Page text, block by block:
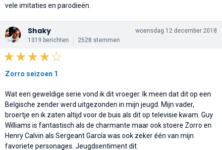
vele imitaties en parodieën.
Shaky
1319 berichten 2528 stemmen
woensdag 12 december 2018
Zorro seizoen 1
Wat een geweldige serie vond ik dit vroeger. Ik meen dat dit op een
Belgische zender werd uitgezonden in mijn jeugd. Mijn vader,
broertje en ik zaten altijd voor de buis als dit op televisie kwam. Guy
Williams is fantastisch als de charmante maar ook stoere Zorro en
Henry Calvin als Sergeant García was ook zeker één van mijn
favoriete personages. Jeugdsentiment dit.